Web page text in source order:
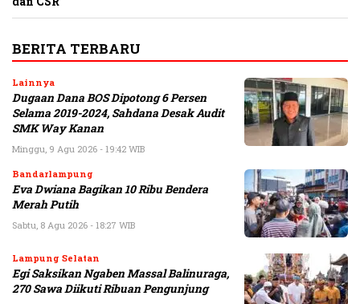
BERITA TERBARU
Lainnya
Dugaan Dana BOS Dipotong 6 Persen
Selama 2019-2024, Sahdana Desak Audit
SMK Way Kanan
Minggu, 9 Agu 2026 - 19:42 WIB
Bandarlampung
Eva Dwiana Bagikan 10 Ribu Bendera
Merah Putih
Sabtu, 8 Agu 2026 - 18:27 WIB
Lampung Selatan
Egi Saksikan Ngaben Massal Balinuraga,
270 Sawa Diikuti Ribuan Pengunjung